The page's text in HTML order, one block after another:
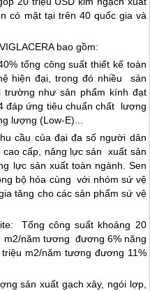
có mặt tại trên 40 quốc gia và
bao gồm:
tổng công suất thiết kế toàn
hiện đại, trong đó nhiều sản
như sản phẩm kính đạt
đáp ứng tiêu chuẩn chất lượng
lượng (Low-E)...
cầu của đại đa số người dân
cấp, năng lực sản xuất sản
lực sản xuất toàn ngành. Sen
bộ hóa cùng với nhóm sứ vệ
tăng cho các sản phẩm sứ vệ
Tổng công suất khoảng 20
m2/năm tương đương 6% năng
m2/năm tương đương 11%
sản xuất gạch xây, ngói lợp,